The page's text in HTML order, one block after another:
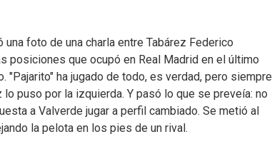
foto de una charla entre Tabárez Federico
posiciones que ocupó en Real Madrid en el último
ha jugado de todo, es verdad, pero siempre
puso por la izquierda. Y pasó lo que se preveía: no
a Valverde jugar a perfil cambiado. Se metió al
la pelota en los pies de un rival.